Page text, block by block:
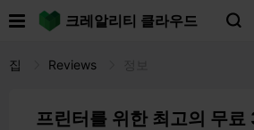
크레알리티 클라우드 
집 Reviews
프린터를 위한 최고의 무료